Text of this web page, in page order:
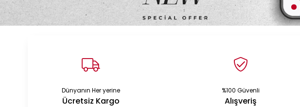
Dünyanın Her yerine
Ücretsiz Kargo
%100 Güvenli
Alışveriş